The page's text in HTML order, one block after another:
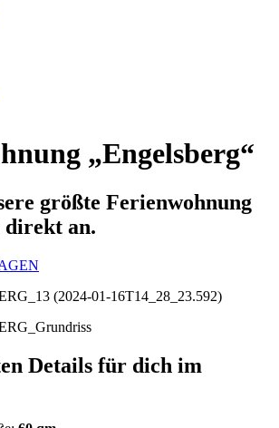
„Engelsberg“
größte Ferienwohnung
direkt an.
Details für dich im